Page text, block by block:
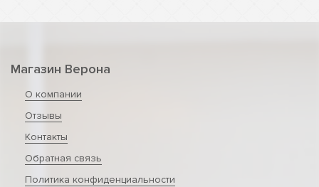
Магазин Верона
О компании
Отзывы
Контакты
Обратная связь
Политика конфиденциальности